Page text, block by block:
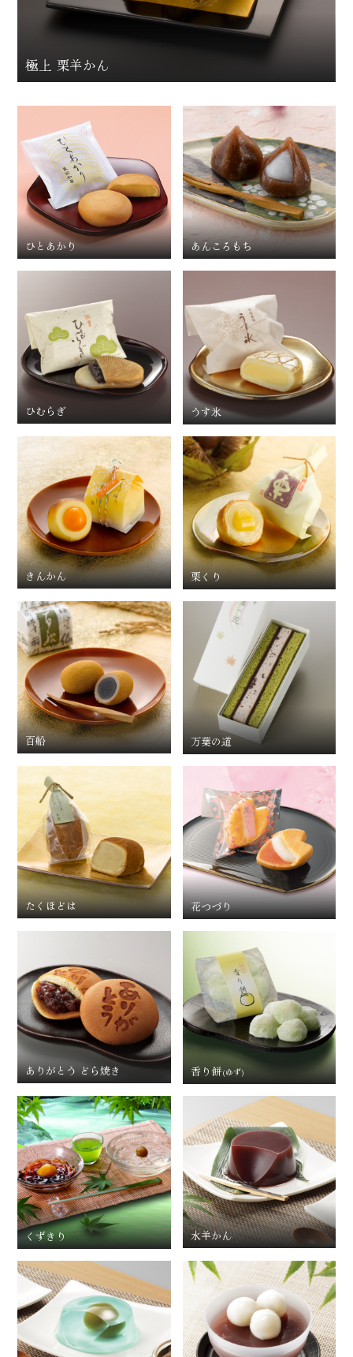
極上 栗羊かん
ひとあかり あんころもち
ひむらぎ うす氷
きんかん 栗くり
百船 万葉の道
たくほどは 花つづり
ありがとう どら焼き 香り餅(ゆず)
くずきり 水羊かん